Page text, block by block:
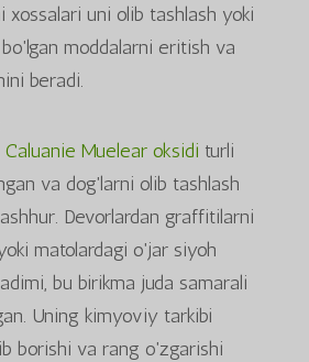
xossalari uni olib tashlash yoki
moddalarni eritish va
beradi.
Caluanie Muelear oksidi turli
va dog'larni olib tashlash
Devorlardan graffitilarni
matolardagi o'jar siyoh
bu birikma juda samarali
Uning kimyoviy tarkibi
borishi va rang o'zgarishi